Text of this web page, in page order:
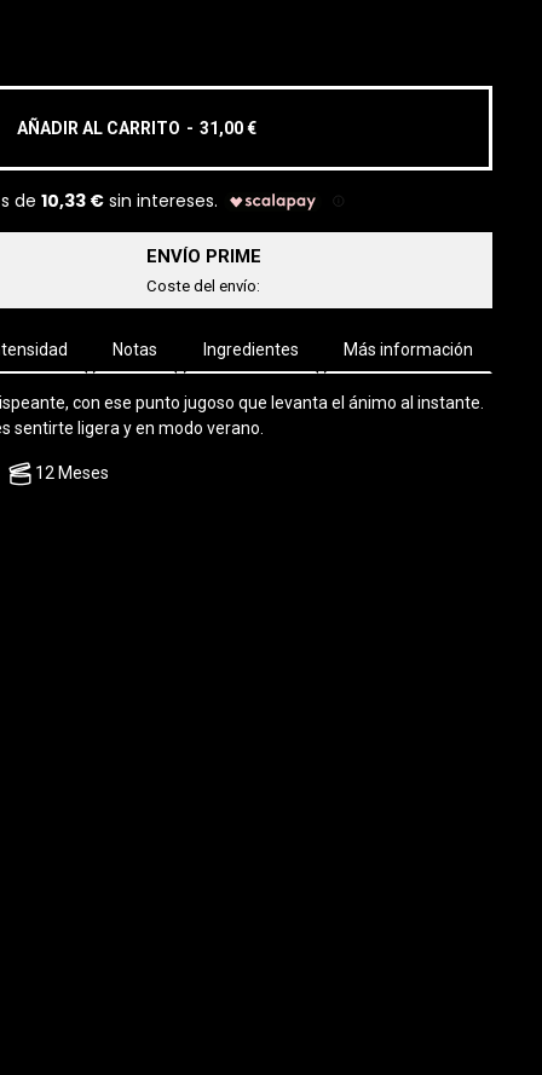
AÑADIR AL CARRITO - 31,00 €
ENVÍO PRIME
Coste del envío:
Notas Ingredientes Más información
con ese punto jugoso que levanta el ánimo al instante.
sentirte ligera y en modo verano.
12 Meses